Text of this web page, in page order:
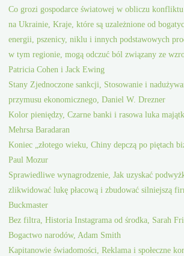
Co grozi gospodarce światowej w obliczu konfliktu
na Ukrainie, Kraje, które są uzależnione od
energii, pszenicy, niklu i innych podstawowych
w tym regionie, mogą odczuć ból związany ze
Patricia Cohen i Jack Ewing
Stany Zjednoczone sankcji, Stosowanie i
przymusu ekonomicznego, Daniel W. Drezner
Kolor pieniędzy, Czarne banki i rasowa luka
Mehrsa Baradaran
Koniec „złotego wieku, Chiny depczą po piętach
Paul Mozur
Sprawiedliwe wynagrodzenie, Jak uzyskać
zlikwidować lukę płacową i zbudować silniejszą
Buckmaster
Bez filtra, Historia Instagrama od środka, Sarah
Bogactwo narodów, Adam Smith
Kapitanowie świadomości, Reklama i społeczne